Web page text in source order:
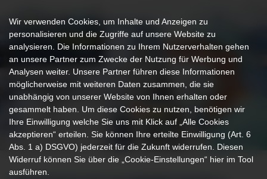
Wir verwenden Cookies, um Inhalte und Anzeigen zu
personalisieren und die Zugriffe auf unsere Website zu
analysieren. Die Informationen zu Ihrem Nutzerverhalten gehen
an unsere Partner zum Zwecke der Nutzung für Werbung und
Analysen weiter. Unsere Partner führen diese Informationen
möglicherweise mit weiteren Daten zusammen, die sie
unabhängig von unserer Website von Ihnen erhalten oder
gesammelt haben. Um diese Cookies zu nutzen, benötigen wir
Ihre Einwilligung welche Sie uns mit Klick auf „Alle Cookies
akzeptieren“ erteilen. Sie können Ihre erteilte Einwilligung (Art. 6
Abs. 1 a) DSGVO) jederzeit für die Zukunft widerrufen. Diesen
Widerruf können Sie über die „Cookie-Einstellungen“ hier im Tool
ausführen.